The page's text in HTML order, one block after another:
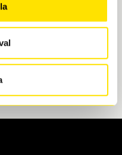
vi byter dina däck ser
en säker körning.